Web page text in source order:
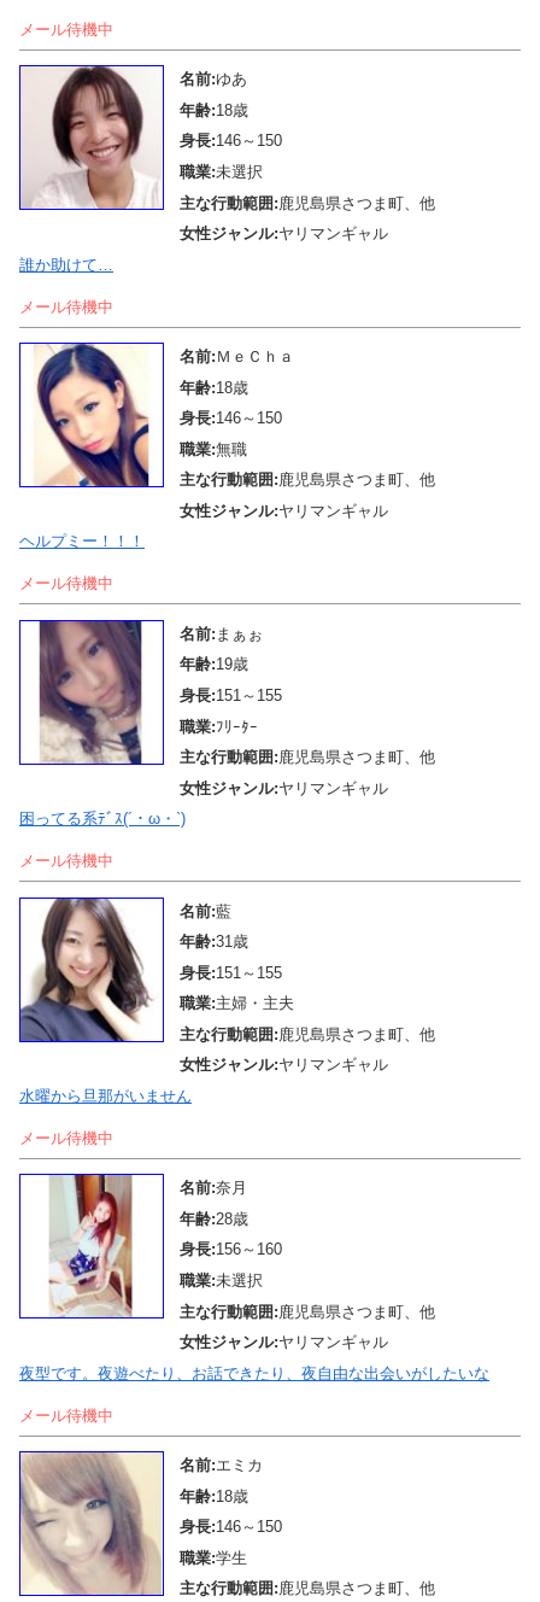
メール待機中
名前:ゆあ
年齢:18歳
身長:146～150
職業:未選択
主な行動範囲: 鹿児島県さつま町、他
女性ジャンル:ヤリマンギャル
誰か助けて…
メール待機中
名前: ＭｅＣｈａ
年齢:18歳
身長:146～150
職業:無職
主な行動範囲:鹿児島県さつま町、他
女性ジャンル:ヤリマンギャル
ヘルプミー！！！
メール待機中
名前: まぁぉ
年齢:19歳
身長:151～155
職業:ﾌﾘｰﾀｰ
主な行動範囲:鹿児島県さつま町、他
女性ジャンル:ヤリマンギャル
困ってる系ﾃﾞｽ(´・ω・`)
メール待機中
名前:藍
年齢:31歳
身長:151～155
職業:主婦・主夫
主な行動範囲: 鹿児島県さつま町、他
女性ジャンル:ヤリマンギャル
水曜から旦那がいません
メール待機中
名前:奈月
年齢:28歳
身長:156～160
職業:未選択
主な行動範囲: 鹿児島県さつま町、他
女性ジャンル:ヤリマンギャル
夜型です。夜遊べたり、お話できたり、夜自由な出会いがしたいな
メール待機中
名前:エミカ
年齢:18歳
身長:146～150
職業:学生
主な行動範囲:鹿児島県さつま町、他